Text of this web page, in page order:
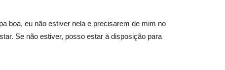
boa, eu não estiver nela e precisarem de mim no
Se não estiver, posso estar à disposição para